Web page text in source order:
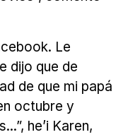
Le
dijo que de
de que mi papá
octubre y
he’i Karen,